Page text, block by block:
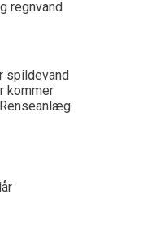
regnvand
spildevand
kommer